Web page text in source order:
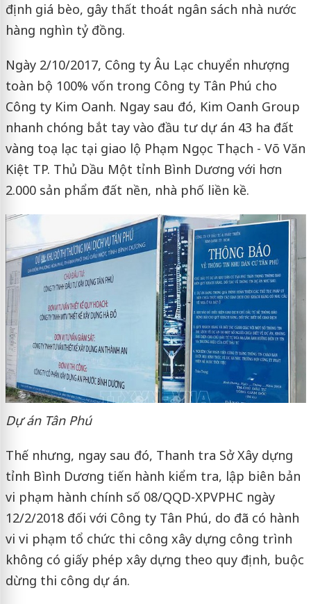
định giá bèo, gây thất thoát ngân sách nhà nước
hàng nghìn tỷ đồng.
Ngày 2/10/2017, Công ty Âu Lạc chuyển nhượng
toàn bộ 100% vốn trong Công ty Tân Phú cho
Công ty Kim Oanh. Ngay sau đó, Kim Oanh Group
nhanh chóng bắt tay vào đầu tư dự án 43 ha đất
vàng toạ lạc tại giao lộ Phạm Ngọc Thạch - Võ Văn
Kiệt TP. Thủ Dầu Một tỉnh Bình Dương với hơn
2.000 sản phẩm đất nền, nhà phố liền kề.
Dự án Tân Phú
Thế nhưng, ngay sau đó, Thanh tra Sở Xây dựng
tỉnh Bình Dương tiến hành kiểm tra, lập biên bản
vi phạm hành chính số 08/QQD-XPVPHC ngày
12/2/2018 đối với Công ty Tân Phú, do đã có hành
vi vi phạm tổ chức thi công xây dựng công trình
không có giấy phép xây dựng theo quy định, buộc
dừng thi công dự án.